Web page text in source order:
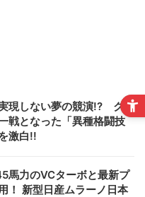
現しない夢の競演!? クル
戦となった「異種格闘技
激白!!
馬力のVCターボと最新プ
！ 新型日産ムラーノ日本